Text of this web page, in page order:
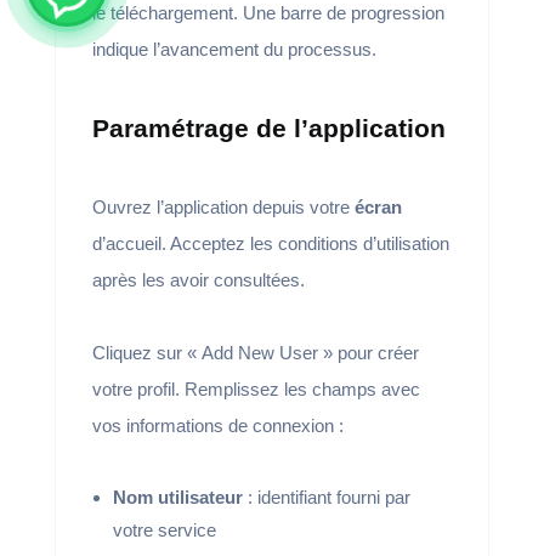
le téléchargement. Une barre de progression
indique l’avancement du processus.
Paramétrage de l’application
Ouvrez l’application depuis votre écran
d’accueil. Acceptez les conditions d’utilisation
après les avoir consultées.
Cliquez sur « Add New User » pour créer
votre profil. Remplissez les champs avec
vos informations de connexion :
Nom utilisateur: identifiant fourni par
votre service